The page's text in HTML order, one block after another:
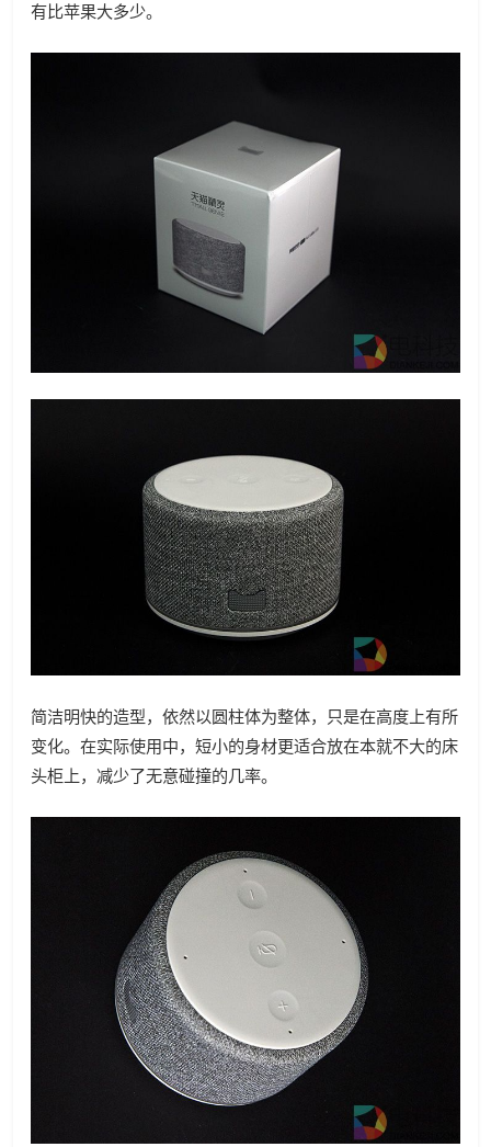
有比苹果大多少。
简洁明快的造型，依然以圆柱体为整体，只是在高度上有所
变化。在实际使用中，短小的身材更适合放在本就不大的床
头柜上，减少了无意碰撞的几率。